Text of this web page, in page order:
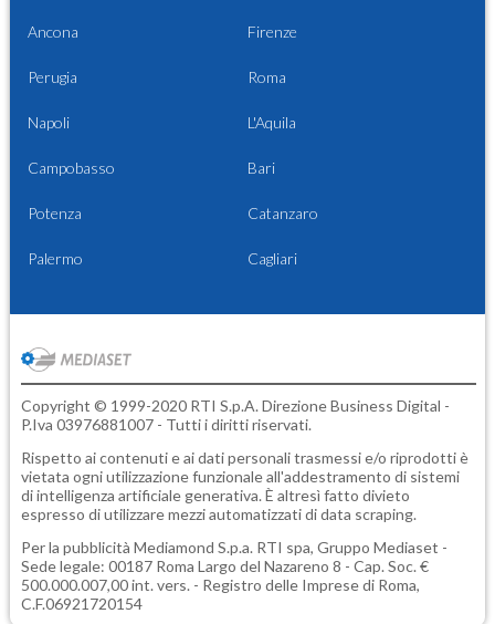
Ancona Firenze
Perugia Roma
Napoli L'Aquila
Campobasso Bari
Potenza Catanzaro
Palermo Cagliari
Copyright © 1999-2020 RTI S.p.A. Direzione Business Digital -
P.Iva 03976881007 - Tutti i diritti riservati.
Rispetto ai contenuti e ai dati personali trasmessi e/o riprodotti è
vietata ogni utilizzazione funzionale all'addestramento di sistemi
di intelligenza artificiale generativa. È altresì fatto divieto
espresso di utilizzare mezzi automatizzati di data scraping.
Per la pubblicità Mediamond S.p.a. RTI spa, Gruppo Mediaset -
Sede legale: 00187 Roma Largo del Nazareno 8 - Cap. Soc. €
500.000.007,00 int. vers. - Registro delle Imprese di Roma,
C.F.06921720154